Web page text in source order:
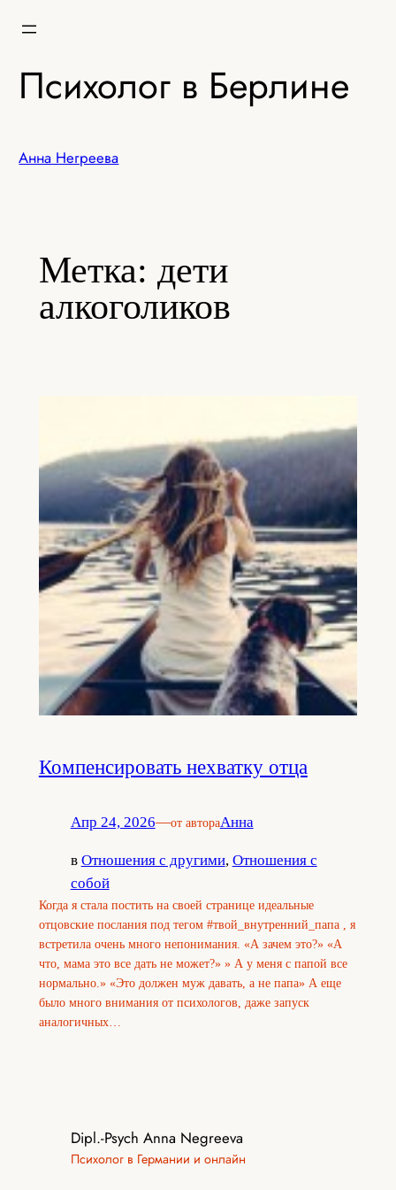
Психолог в Берлине
Анна Негреева
Метка: дети
алкоголиков
Компенсировать нехватку отца
Апр 24, 2026—от автораАнна
в Отношения с другими, Отношения с
собой
Когда я стала постить на своей странице идеальные
отцовские послания под тегом #твой_внутренний_папа , я
встретила очень много непонимания. «А зачем это?» «А
что, мама это все дать не может?» » А у меня с папой все
нормально.» «Это должен муж давать, а не папа» А еще
было много внимания от психологов, даже запуск
аналогичных…
Dipl.-Psych Anna Negreeva
Психолог в Германии и онлайн